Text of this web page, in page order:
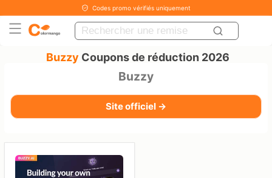
Codes promo vérifiés uniquement
Buzzy Coupons de réduction 2026
Buzzy
Site officiel →